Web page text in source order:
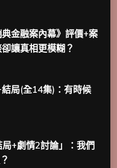
金融案內幕》評價+案
讓真相更模糊？
局(全14集)：有時候
+劇情2討論」：我們